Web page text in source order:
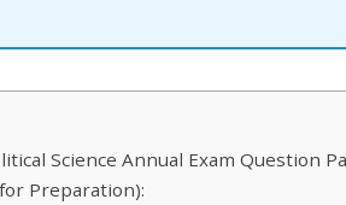
Science Annual Exam Question
for Preparation):